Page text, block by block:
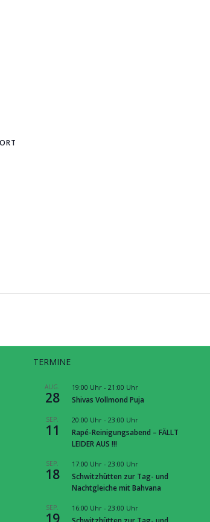
TERMINE
AUG.
28
19:00 Uhr- 21:00 Uhr
Shivas Vollmond Puja
SEP.
11
20:00 Uhr- 23:00 Uhr
Rapé-Reinigungsabend – FÄLLT
LEIDER AUS !!!
SEP.
18
17:00 Uhr- 23:00 Uhr
Schwitzhütten zur Tag- und
Nachtgleiche mit Bahvana
SEP.
19
16:00 Uhr- 23:00 Uhr